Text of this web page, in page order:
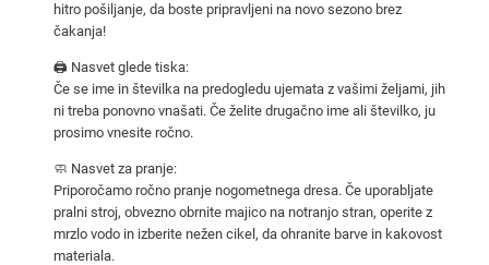
hitro pošiljanje, da boste pripravljeni na novo sezono brez
čakanja!
🖨️ Nasvet glede tiska:
Če se ime in številka na predogledu ujemata z vašimi željami, jih
ni treba ponovno vnašati. Če želite drugačno ime ali številko, ju
prosimo vnesite ročno.
🧼 Nasvet za pranje:
Priporočamo ročno pranje nogometnega dresa. Če uporabljate
pralni stroj, obvezno obrnite majico na notranjo stran, operite z
mrzlo vodo in izberite nežen cikel, da ohranite barve in kakovost
materiala.